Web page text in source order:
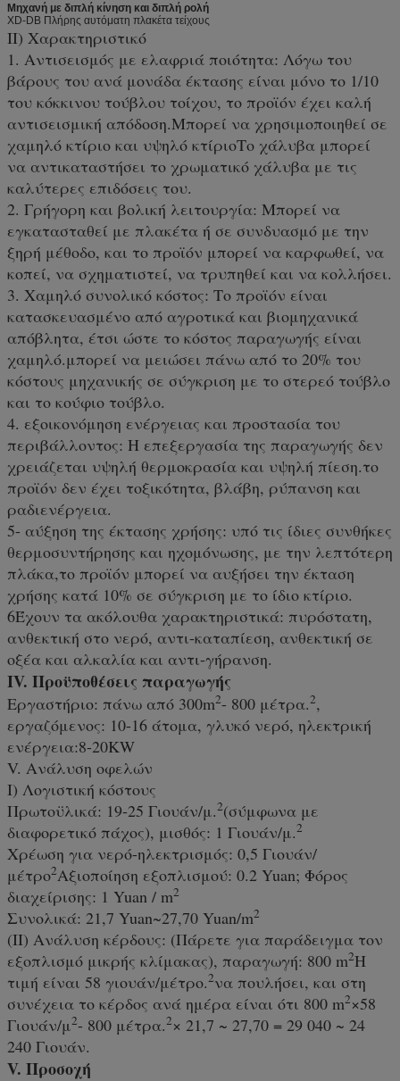
Μηχανή με διπλή κίνηση και διπλή ρολή
XD-DB Πλήρης αυτόματη πλακέτα τείχους
ΙΙ) Χαρακτηριστικό
1. Αντισεισμός με ελαφριά ποιότητα: Λόγω του
βάρους του ανά μονάδα έκτασης είναι μόνο το 1/10
του κόκκινου τούβλου τοίχου, το προϊόν έχει καλή
αντισεισμική απόδοση.Μπορεί να χρησιμοποιηθεί σε
χαμηλό κτίριο και υψηλό κτίριοΤο χάλυβα μπορεί
να αντικαταστήσει το χρωματικό χάλυβα με τις
καλύτερες επιδόσεις του.
2. Γρήγορη και βολική λειτουργία: Μπορεί να
εγκατασταθεί με πλακέτα ή σε συνδυασμό με την
ξηρή μέθοδο, και το προϊόν μπορεί να καρφωθεί, να
κοπεί, να σχηματιστεί, να τρυπηθεί και να κολλήσει.
3. Χαμηλό συνολικό κόστος: Το προϊόν είναι
κατασκευασμένο από αγροτικά και βιομηχανικά
απόβλητα, έτσι ώστε το κόστος παραγωγής είναι
χαμηλό.μπορεί να μειώσει πάνω από το 20% του
κόστους μηχανικής σε σύγκριση με το στερεό τούβλο
και το κούφιο τούβλο.
4. εξοικονόμηση ενέργειας και προστασία του
περιβάλλοντος: Η επεξεργασία της παραγωγής δεν
χρειάζεται υψηλή θερμοκρασία και υψηλή πίεση.το
προϊόν δεν έχει τοξικότητα, βλάβη, ρύπανση και
ραδιενέργεια.
5- αύξηση της έκτασης χρήσης: υπό τις ίδιες συνθήκες
θερμοσυντήρησης και ηχομόνωσης, με την λεπτότερη
πλάκα,το προϊόν μπορεί να αυξήσει την έκταση
χρήσης κατά 10% σε σύγκριση με το ίδιο κτίριο.
6Έχουν τα ακόλουθα χαρακτηριστικά: πυρόστατη,
ανθεκτική στο νερό, αντι-καταπίεση, ανθεκτική σε
οξέα και αλκαλία και αντι-γήρανση.
IV. Προϋποθέσεις παραγωγής
Εργαστήριο: πάνω από 300m2- 800 μέτρα.2,
εργαζόμενος: 10-16 άτομα, γλυκό νερό, ηλεκτρική
ενέργεια:8-20KW
V. Ανάλυση οφελών
Ι) Λογιστική κόστους
Πρωτοϋλικά: 19-25 Γιουάν/μ.2(σύμφωνα με
διαφορετικό πάχος), μισθός: 1 Γιουάν/μ.2
Χρέωση για νερό-ηλεκτρισμός: 0,5 Γιουάν/
μέτρο2Αξιοποίηση εξοπλισμού: 0.2 Yuan; Φόρος
διαχείρισης: 1 Yuan / m2
Συνολικά: 21,7 Yuan~27,70 Yuan/m2
(ΙΙ) Ανάλυση κέρδους: (Πάρετε για παράδειγμα τον
εξοπλισμό μικρής κλίμακας), παραγωγή: 800 m2Η
τιμή είναι 58 γιουάν/μέτρο.2να πουλήσει, και στη
συνέχεια το κέρδος ανά ημέρα είναι ότι 800 m2×58
Γιουάν/μ2- 800 μέτρα.2× 21,7 ~ 27,70 = 29 040 ~ 24
240 Γιουάν.
V. Προσοχή